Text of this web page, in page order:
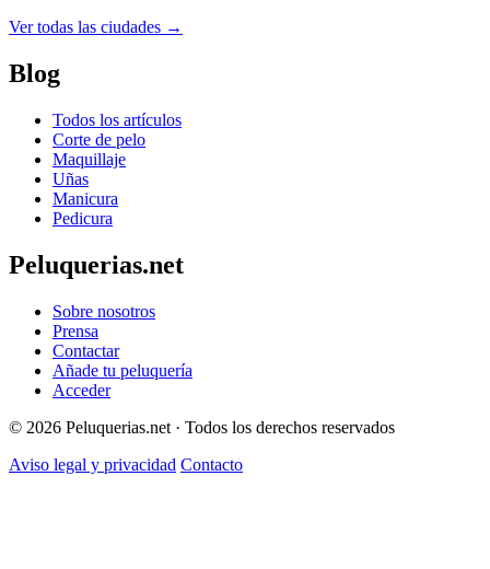
Ver todas las ciudades →
Blog
Todos los artículos
Corte de pelo
Maquillaje
Uñas
Manicura
Pedicura
Peluquerias.net
Sobre nosotros
Prensa
Contactar
Añade tu peluquería
Acceder
© 2026 Peluquerias.net · Todos los derechos reservados
Aviso legal y privacidad Contacto